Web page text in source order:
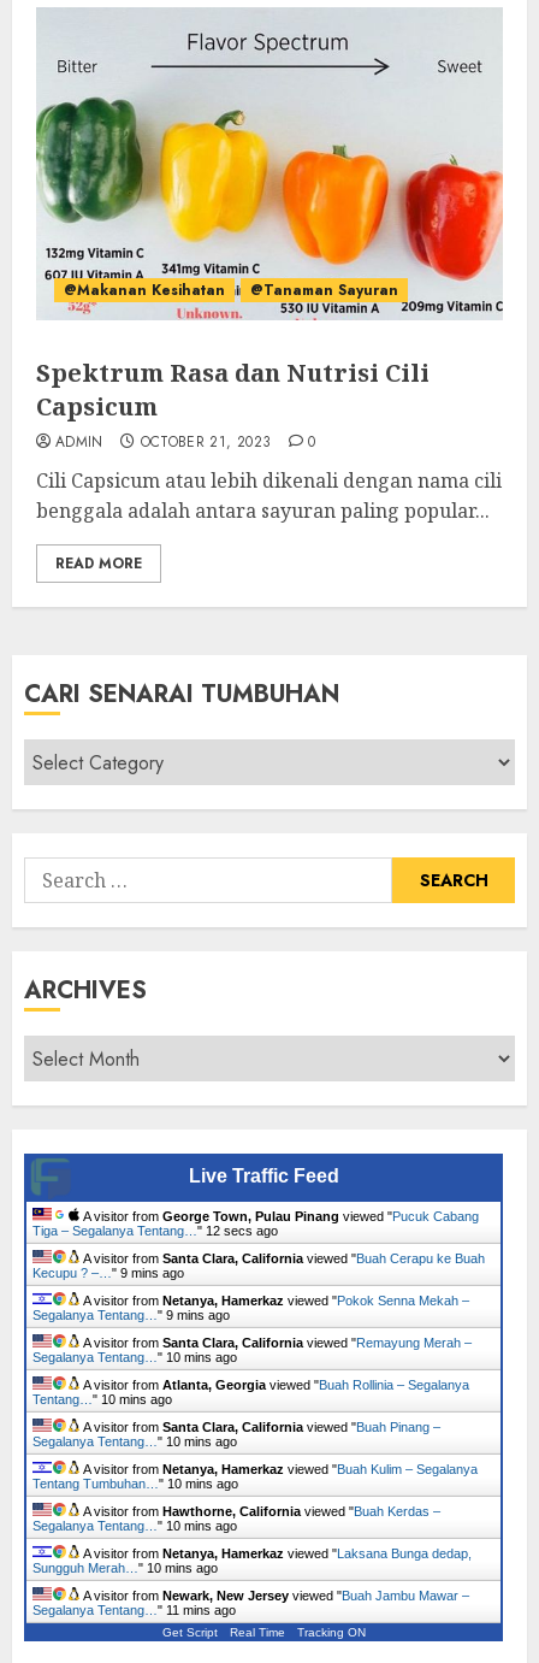
@Makanan Kesihatan @Tanaman Sayuran
Spektrum Rasa dan Nutrisi Cili
Capsicum
ADMIN OCTOBER 21, 2023 0
Cili Capsicum atau lebih dikenali dengan nama cili
benggala adalah antara sayuran paling popular...
READ MORE
CARI SENARAI TUMBUHAN
Cari
Senarai
Tumbuhan
Search
for:
ARCHIVES
Archives
Live Traffic Feed
A visitor from George Town, Pulau Pinang viewed "Pucuk Cabang
Tiga – Segalanya Tentang… " 13 secs ago
A visitor from Santa Clara, California viewed "Buah Cerapu ke Buah
Kecupu ? –… " 9 mins ago
A visitor from Netanya, Hamerkaz viewed "Pokok Senna Mekah –
Segalanya Tentang… " 9 mins ago
A visitor from Santa Clara, California viewed "Remayung Merah –
Segalanya Tentang… " 10 mins ago
A visitor from Atlanta, Georgia viewed "Buah Rollinia – Segalanya
Tentang… " 10 mins ago
A visitor from Santa Clara, California viewed "Buah Pinang –
Segalanya Tentang… " 10 mins ago
A visitor from Netanya, Hamerkaz viewed "Buah Kulim – Segalanya
Tentang Tumbuhan… " 10 mins ago
A visitor from Hawthorne, California viewed "Buah Kerdas –
Segalanya Tentang… " 10 mins ago
A visitor from Netanya, Hamerkaz viewed "Laksana Bunga dedap,
Sungguh Merah… " 10 mins ago
A visitor from Newark, New Jersey viewed "Buah Jambu Mawar –
Segalanya Tentang… " 11 mins ago
Get Script Real Time Tracking ON